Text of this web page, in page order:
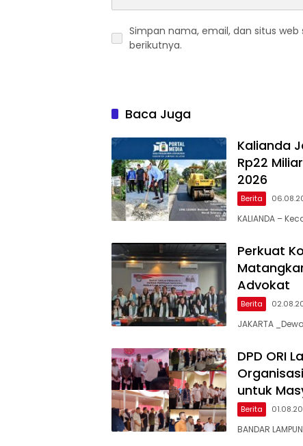
Simpan nama, email, dan situs
berikutnya.
Baca Juga
Kalianda
Rp22
2026
Berita
KALIANDA –
Perkuat
Advokat
Berita
JAKARTA
DPD ORI
untuk
Berita
BANDAR